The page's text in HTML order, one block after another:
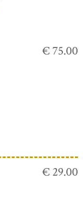
€ 75.00
€ 29.00